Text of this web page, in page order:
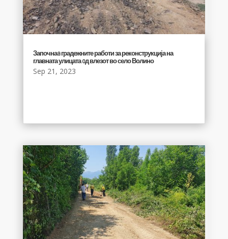
Започнаa градежните работи за реконструкција на
главната улицата oд влезот во село Волино
Sep 21, 2023